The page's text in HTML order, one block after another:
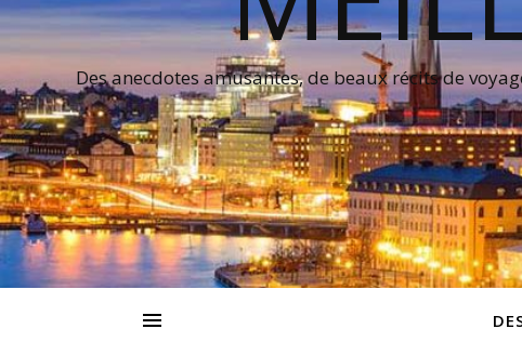
Des anecdotes amusantes, de beaux récits de